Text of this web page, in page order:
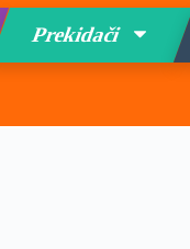
Prekidači